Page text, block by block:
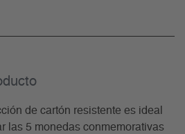
de cartón resistente es ideal
las 5 monedas conmemorativas